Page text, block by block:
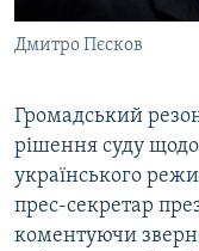
УКРАЇНСЬКА
ІНФОГРАФІКА
ДОЛУЧАЙСЯ!
Усі сайти RFE/RL
Дмитро Пєсков
Громадський
рішення суду щодо
українського
прес-секретар
коментуючи